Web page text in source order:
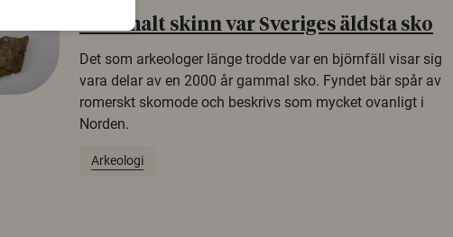
Gammalt skinn var Sveriges äldsta sko
Det som arkeologer länge trodde var en björnfäll visar sig
vara delar av en 2000 år gammal sko. Fyndet bär spår av
romerskt skomode och beskrivs som mycket ovanligt i
Norden.
Arkeologi